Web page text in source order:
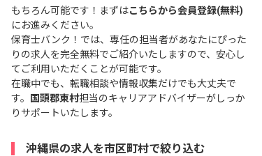
もちろん可能です！まずはこちらから会員登録(無料)
にお進みください。
保育士バンク！では、専任の担当者があなたにぴった
りの求人を完全無料でご紹介いたしますので、安心し
てご利用いただくことが可能です。
在職中でも、転職相談や情報収集だけでも大丈夫で
す。
国頭郡東村担当のキャリアアドバイザーがしっか
りサポートいたします。
沖縄県の求人を市区町村で絞り込む